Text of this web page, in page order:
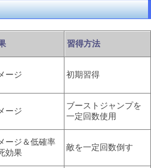
習得方法
ージ 初期習得
ージ
ブーストジャンプを
一定回数使用
ージ＆低確率
効果
敵を一定回数倒す